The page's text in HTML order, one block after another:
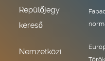
Repülőjegy
kereső
Nemzetközi